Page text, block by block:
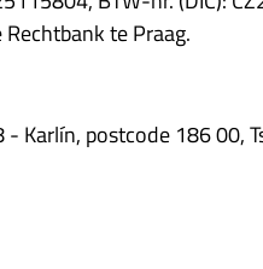
te Praag.
Karlín, postcode 186 00,